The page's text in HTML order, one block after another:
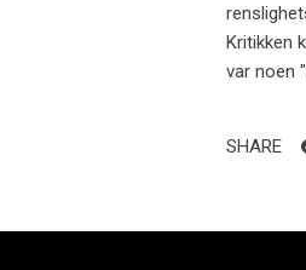
Kritikken
var noen
SHARE